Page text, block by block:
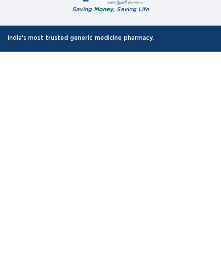
Saving Money, Saving Life
India's most trusted generic medicine pharmacy.